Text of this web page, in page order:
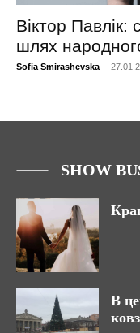
Віктор Павлік:
шлях
Sofia Smirashevska -
SHOW
В